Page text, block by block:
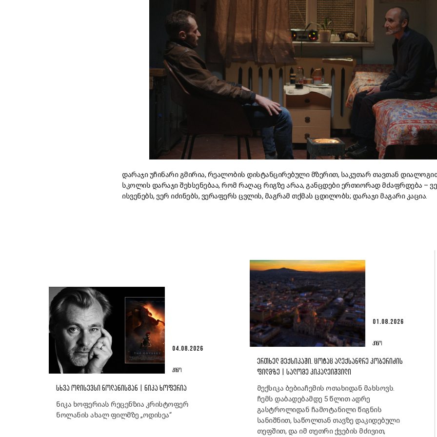
დარაჯი უჩინარი გმირია, რეალობის დისტანცირებული მზერით, საკუთარ თავთან
სკოლის დარაჯი შეხსენებაა, რომ რაღაც რიგზე არაა, განცდები ერთიორად მძაფრდება –
ისვენებს, ვერ იძინებს, ვერაფერს ცვლის, მაგრამ თქმას ცდილობს; დარაჯი მაგარი კაცია.
04.08.2026
ᲙᲘᲜᲝ
ᲡᲮᲕᲐ ᲝᲓᲘᲡᲔᲕᲡᲘ ᲜᲝᲚᲐᲜᲘᲡᲒᲐᲜ | ᲜᲘᲙᲐ ᲮᲝᲤᲔᲠᲘᲐ
ნიკა ხოფერიას რეცენზია კრისტოფერ
ნოლანის ახალ ფილმზე „ოდისეა“
01.08.2026
ᲙᲘᲜᲝ
ᲔᲠᲗᲮᲔᲚ ᲛᲔᲥᲡᲘᲙᲐᲨᲘ. ᲪᲝᲢᲐᲪ ᲐᲚᲔᲥᲡᲐᲜᲓᲠᲔ ᲙᲝᲑᲔᲠᲘᲫᲘᲡ
ᲤᲘᲚᲛᲖᲔ | ᲡᲐᲚᲝᲛᲔ ᲙᲘᲙᲐᲚᲔᲘᲨᲕᲘᲚᲘ
მექსიკა ბებიაჩემის ოთახიდან მახსოვს.
ჩემს დაბადებამდე 5 წლით ადრე
გასტროლიდან ჩამოტანილი წიგნის
სანიშნით, საწოლთან თავზე დაკიდებული
თეფშით, და იმ თეთრი ქვების მძივით,